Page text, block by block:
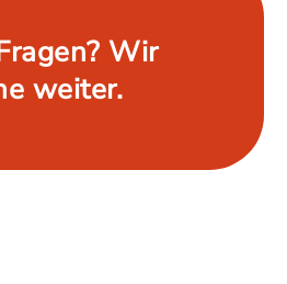
Wir
weiter.